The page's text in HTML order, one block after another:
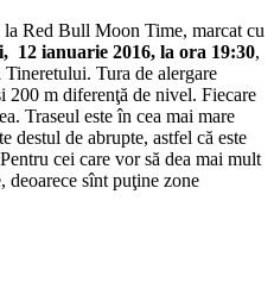
la Red Bull Moon Time, marcat cu
12 ianuarie 2016, la ora 19:30,
Tura de alergare
200 m diferenţă de nivel. Fiecare
Traseul este în cea mai mare
destul de abrupte, astfel că este
cei care vor să dea mai mult
deoarece sînt puţine zone